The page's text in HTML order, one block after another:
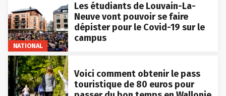
NATIONAL
Les étudiants de Louvain-La-
Neuve vont pouvoir se faire
dépister pour le Covid-19 sur le
campus
Voici comment obtenir le pass
touristique de 80 euros pour